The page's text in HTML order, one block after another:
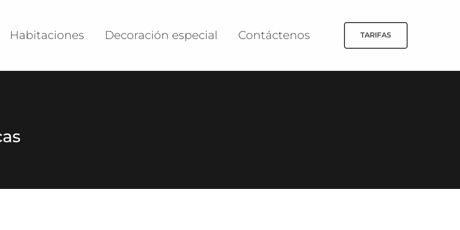
Habitaciones Decoración especial Contáctenos TARIFAS